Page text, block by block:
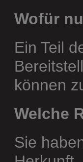
Wofür
Ein Teil
können
Welche
Sie